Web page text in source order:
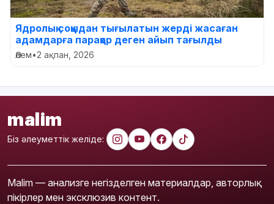
Ядролық соққыдан тығылатын жерді жасаған
адамдарға парақор деген айып тағылды
Әлем•2 ақпан, 2026
malim
Біз әлеуметтік желіде:
Malim — анализге негізделген материалдар, авторлық
пікірлер мен эксклюзив контент.